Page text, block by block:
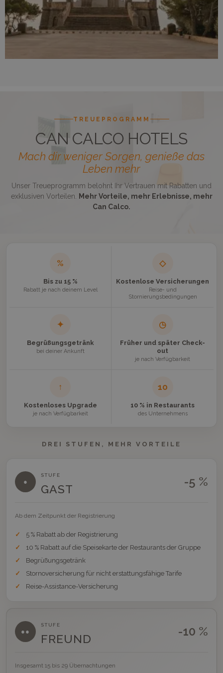
TREUEPROGRAMM
CAN CALCO HOTELS
Mach dir weniger Sorgen, genieße das
Leben mehr
Unser Treueprogramm belohnt Ihr Vertrauen mit Rabatten und
exklusiven Vorteilen.
Mehr Vorteile, mehr Erlebnisse, mehr
Can Calco.
%
Bis zu 15 %
Rabatt je nach deinem Level
◇
Kostenlose Versicherungen
Reise- und
Stornierungsbedingungen
✦
Begrüßungsgetränk
bei deiner Ankunft
◷
Früher und später Check-
out
je nach Verfügbarkeit
↑
Kostenloses Upgrade
je nach Verfügbarkeit
10
10 % in Restaurants
des Unternehmens
DREI STUFEN, MEHR VORTEILE
●
STUFE
GAST -5 %
Ab dem Zeitpunkt der Registrierung
5 % Rabatt ab der Registrierung
10 % Rabatt auf die Speisekarte der Restaurants der Gruppe
Begrüßungsgetränk
Stornoversicherung für nicht erstattungsfähige Tarife
Reise-Assistance-Versicherung
●●
STUFE
FREUND -10 %
Insgesamt 15 bis 29 Übernachtungen